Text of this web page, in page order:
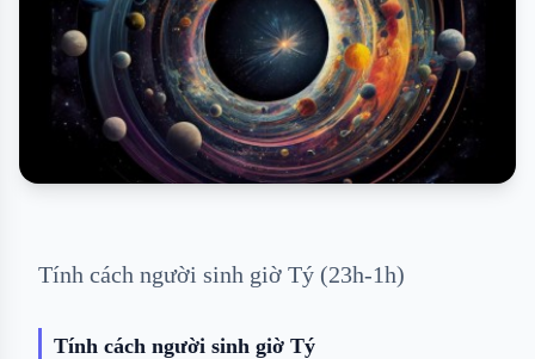
Tính cách người sinh giờ Tý (23h-1h)
Tính cách người sinh giờ Tý